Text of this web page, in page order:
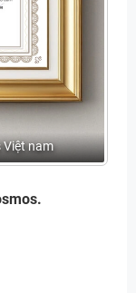
Việt nam